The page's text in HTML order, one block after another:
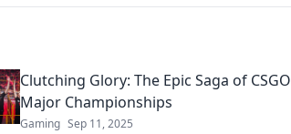
Clutching Glory: The Epic Saga of CSGO
Major Championships
Gaming Sep 11, 2025